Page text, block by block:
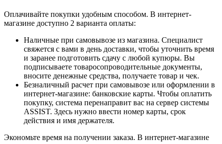
Оплачивайте покупки удобным способом. В интернет-
магазине доступно 2 варианта оплаты:
Наличные при самовывозе из магазина. Специалист
свяжется с вами в день доставки, чтобы уточнить время
и заранее подготовить сдачу с любой купюры. Вы
подписываете товаросопроводительные документы,
вносите денежные средства, получаете товар и чек.
Безналичный расчет при самовывозе или оформлении в
интернет-магазине: банковские карты. Чтобы оплатить
покупку, система перенаправит вас на сервер системы
ASSIST. Здесь нужно ввести номер карты, срок
действия и имя держателя.
Экономьте время на получении заказа. В интернет-магазине